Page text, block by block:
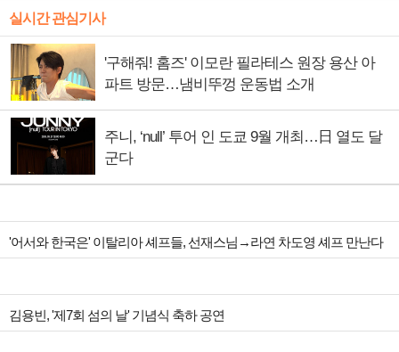
실시간 관심기사
'구해줘! 홈즈' 이모란 필라테스 원장 용산 아
파트 방문…냄비뚜껑 운동법 소개
주니, ‘null’ 투어 인 도쿄 9월 개최…日 열도 달
군다
'어서와 한국은' 이탈리아 셰프들, 선재스님→라연 차도영 셰프 만난다
김용빈, '제7회 섬의 날' 기념식 축하 공연